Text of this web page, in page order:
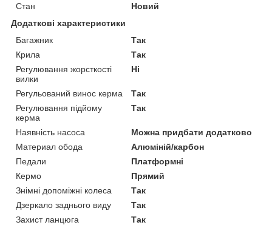
Стан
Новий
Додаткові характеристики
Багажник
Так
Крила
Так
Регулювання жорсткості
вилки
Ні
Регульований винос керма
Так
Регулювання підйому
керма
Так
Наявність насоса
Можна придбати додатково
Материал обода
Алюміній/карбон
Педали
Платформні
Кермо
Прямий
Знімні допоміжні колеса
Так
Дзеркало заднього виду
Так
Захист ланцюга
Так